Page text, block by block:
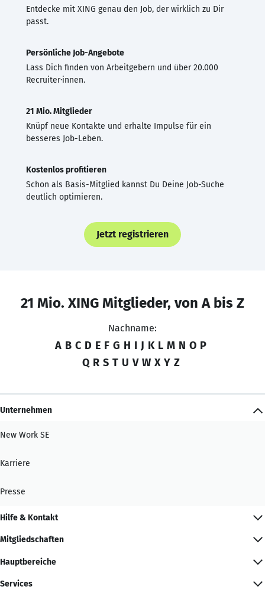
Entdecke mit XING genau den Job, der wirklich zu Dir
passt.
Persönliche Job-Angebote
Lass Dich finden von Arbeitgebern und über 20.000
Recruiter·innen.
21 Mio. Mitglieder
Knüpf neue Kontakte und erhalte Impulse für ein
besseres Job-Leben.
Kostenlos profitieren
Schon als Basis-Mitglied kannst Du Deine Job-Suche
deutlich optimieren.
Jetzt registrieren
21 Mio. XING Mitglieder, von A bis Z
Nachname:
A B C D E F G H I J K L M N O P
Q R S T U V W X Y Z
Unternehmen
New Work SE
Karriere
Presse
Hilfe & Kontakt
Mitgliedschaften
Hauptbereiche
Services